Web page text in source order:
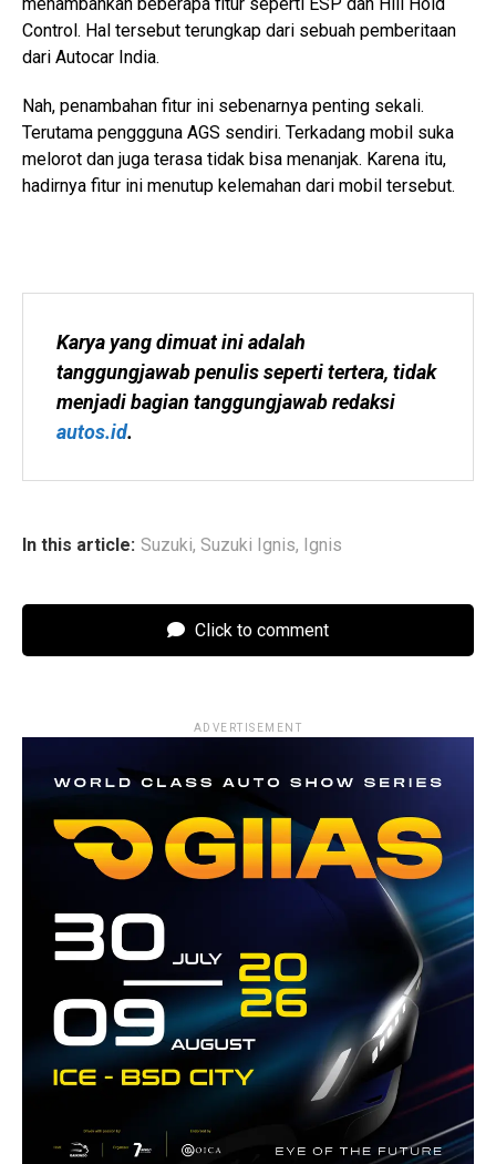
Control. Hal tersebut terungkap dari sebuah pemberitaan
dari Autocar India.
Nah, penambahan fitur ini sebenarnya penting sekali.
Terutama penggguna AGS sendiri. Terkadang mobil suka
melorot dan juga terasa tidak bisa menanjak. Karena itu,
hadirnya fitur ini menutup kelemahan dari mobil tersebut.
Karya yang dimuat ini adalah
tanggungjawab penulis seperti tertera, tidak
autos.id.
In this article: Suzuki, Suzuki Ignis, Ignis
Click to comment
ADVERTISEMENT